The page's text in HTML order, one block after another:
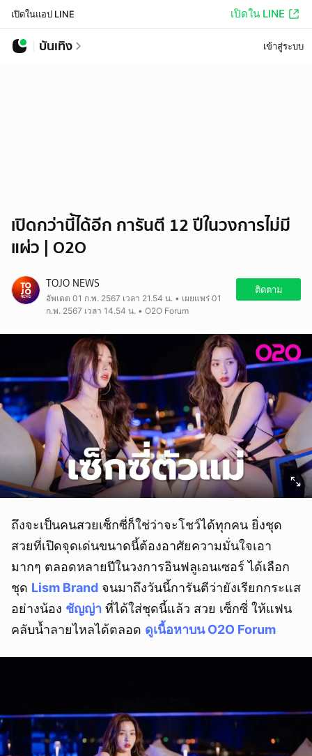
เปิดในแอป LINE เปิดใน LINE
บันเทิง เข้าสู่ระบบ
เปิดกว่านี้ได้อีก การันตี 12 ปีในวงการไม่มี
แผ่ว | O2O
TOJO NEWS
อัพเดต 01 ก.พ. 2567 เวลา 21.54 น. • เผยแพร่ 01
ก.พ. 2567 เวลา 14.54 น. • O2O Forum
ติดตาม
ถึงจะเป็นคนสวยเซ็กซี่ก็ใช่ว่าจะโชว์ได้ทุกคน ยิ่งชุด
สวยที่เปิดจุดเด่นขนาดนี้ต้องอาศัยความมั่นใจเอา
มากๆ ตลอดหลายปีในวงการอินฟลูเอนเซอร์ ได้เลือก
ชุด Lism Brand จนมาถึงวันนี้การันตีว่ายังเรียกกระแส
อย่างน้อง ชัญญ่า ที่ได้ใส่ชุดนี้แล้ว สวย เซ็กซี่ ให้แฟน
คลับน้ำลายไหลได้ตลอด ดูเนื้อหาบน O2O Forum